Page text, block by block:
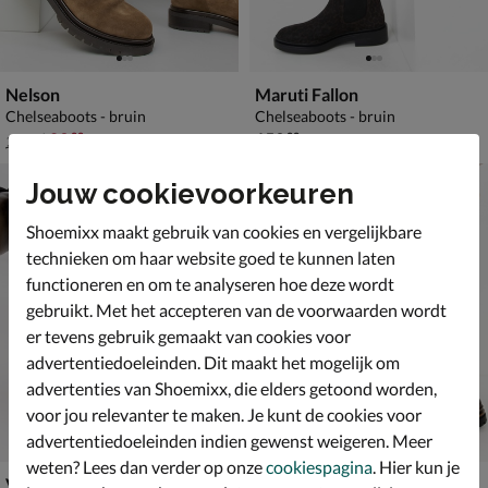
Nelson
Chelseaboots - bruin
van € 119,99 voor € 83,99
119 83,99
Maruti Fallon
Chelseaboots - bruin
€ 159,99
159,99
Jouw cookievoorkeuren
Shoemixx maakt gebruik van cookies en vergelijkbare
technieken om haar website goed te kunnen laten
functioneren en om te analyseren hoe deze wordt
gebruikt. Met het accepteren van de voorwaarden wordt
er tevens gebruik gemaakt van cookies voor
advertentiedoeleinden. Dit maakt het mogelijk om
advertenties van Shoemixx, die elders getoond worden,
voor jou relevanter te maken. Je kunt de cookies voor
advertentiedoeleinden indien gewenst weigeren. Meer
weten? Lees dan verder op onzecookiespagina. Hier kun je